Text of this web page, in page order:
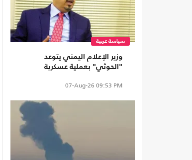
سياسة عربية
وزير الإعلام اليمني يتوعد
"الحوثي" بعملية عسكرية
الأسد
07-Aug-26 09:53 PM